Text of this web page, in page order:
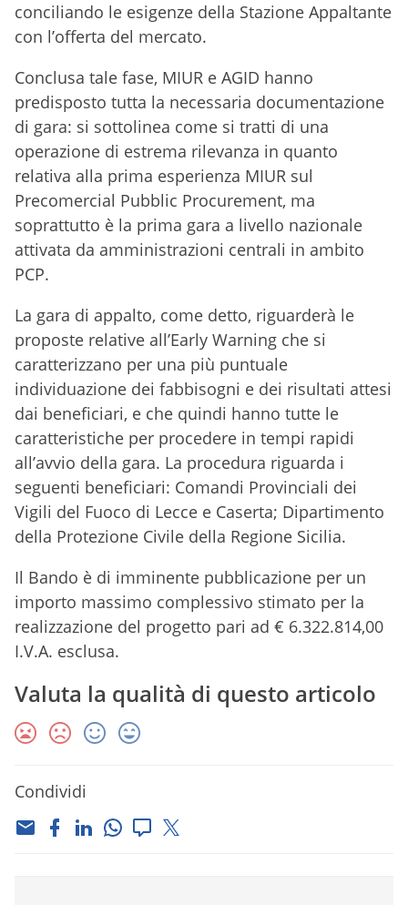
conciliando le esigenze della Stazione Appaltante
con l’offerta del mercato.
Conclusa tale fase, MIUR e AGID hanno
predisposto tutta la necessaria documentazione
di gara: si sottolinea come si tratti di una
operazione di estrema rilevanza in quanto
relativa alla prima esperienza MIUR sul
Precomercial Pubblic Procurement, ma
soprattutto è la prima gara a livello nazionale
attivata da amministrazioni centrali in ambito
PCP.
La gara di appalto, come detto, riguarderà le
proposte relative all’Early Warning che si
caratterizzano per una più puntuale
individuazione dei fabbisogni e dei risultati attesi
dai beneficiari, e che quindi hanno tutte le
caratteristiche per procedere in tempi rapidi
all’avvio della gara. La procedura riguarda i
seguenti beneficiari: Comandi Provinciali dei
Vigili del Fuoco di Lecce e Caserta; Dipartimento
della Protezione Civile della Regione Sicilia.
Il Bando è di imminente pubblicazione per un
importo massimo complessivo stimato per la
realizzazione del progetto pari ad € 6.322.814,00
I.V.A. esclusa.
Valuta la qualità di questo articolo
Condividi